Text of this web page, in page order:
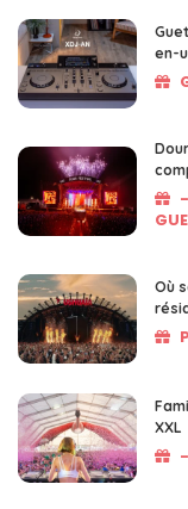
en-
Où
XXL